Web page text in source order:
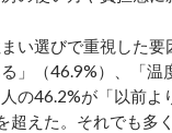
い選びで重視した
」（46.9%）、「
の46.2%が「以前
超えた。それでも多